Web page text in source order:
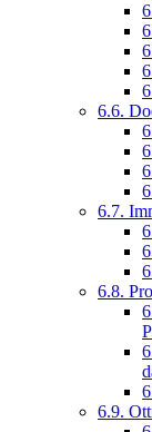
6.6.
6.7.
6.8.
6.9.